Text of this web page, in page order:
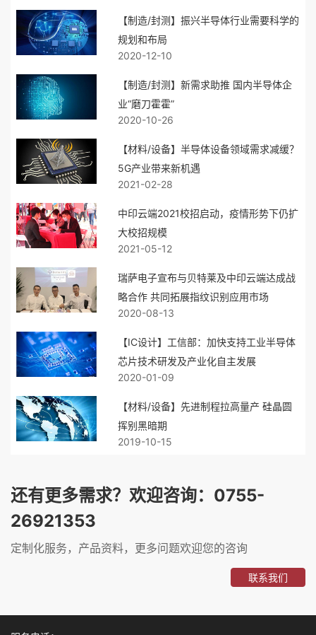
【制造/封测】振兴半导体行业需要科学的
规划和布局
2020-12-10
【制造/封测】新需求助推 国内半导体企
业“磨刀霍霍”
2020-10-26
【材料/设备】半导体设备领域需求减缓？
5G产业带来新机遇
2021-02-28
中印云端2021校招启动，疫情形势下仍扩
大校招规模
2021-05-12
瑞萨电子宣布与贝特莱及中印云端达成战
略合作 共同拓展指纹识别应用市场
2020-08-13
【IC设计】工信部：加快支持工业半导体
芯片技术研发及产业化自主发展
2020-01-09
【材料/设备】先进制程拉高量产 硅晶圆
挥别黑暗期
2019-10-15
还有更多需求？欢迎咨询：0755-
26921353
定制化服务，产品资料，更多问题欢迎您的咨询
联系我们